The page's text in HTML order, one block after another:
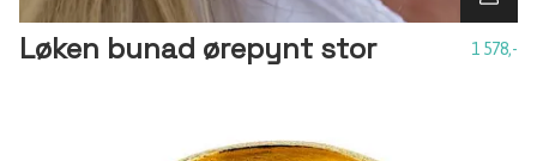
Løken bunad ørepynt stor 1 578,-